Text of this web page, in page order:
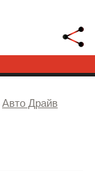
Авто Драйв